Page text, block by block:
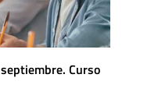
Curso